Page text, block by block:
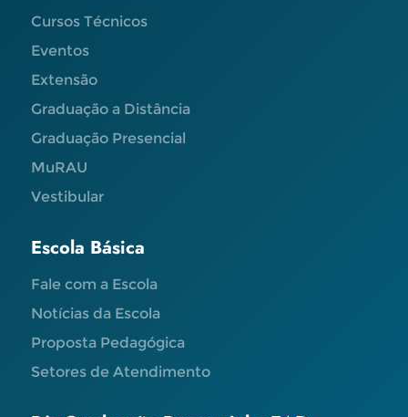
Cursos Técnicos
Eventos
Extensão
Graduação a Distância
Graduação Presencial
MuRAU
Vestibular
Escola Básica
Fale com a Escola
Notícias da Escola
Proposta Pedagógica
Setores de Atendimento